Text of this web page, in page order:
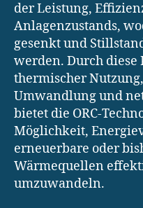
der Leistung,
Anlagenzustands,
gesenkt und
werden. Durch diese
thermischer
Umwandlung und
bietet die ORC-
Möglichkeit,
erneuerbare oder
Wärmequellen
umzuwandeln.